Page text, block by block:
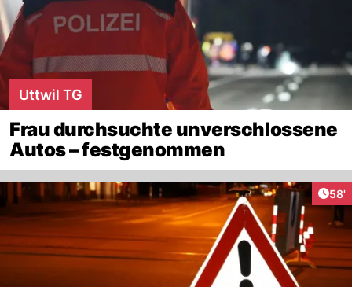
Uttwil TG
Frau durchsuchte unverschlossene
Autos – festgenommen
58'